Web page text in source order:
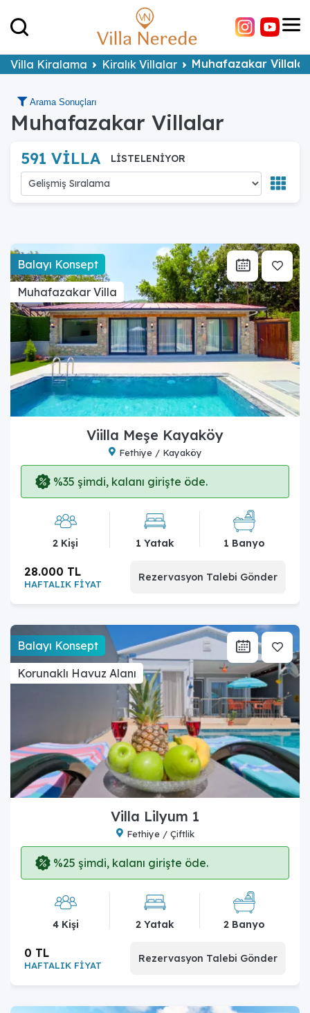
Villa Kiralama Kiralık Villalar Muhafazakar
Arama Sonuçları
Muhafazakar Villalar
591 VİLLA LİSTELENİYOR
Balayı Konsept
Muhafazakar Villa
Viilla Meşe Kayaköy
Fethiye / Kayaköy
%35 şimdi, kalanı girişte öde.
2 Kişi 1 Yatak 1 Banyo
HAFTALIK FİYAT
28.000 TL Rezervasyon Talebi Gönder
Balayı Konsept
Korunaklı Havuz Alanı
Villa Lilyum 1
Fethiye / Çiftlik
%25 şimdi, kalanı girişte öde.
4 Kişi 2 Yatak 2 Banyo
HAFTALIK FİYAT
0 TL Rezervasyon Talebi Gönder